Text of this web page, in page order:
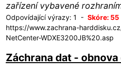
zařízení vybavené
Odpovídající výrazy: 1 - Skóre: 55
https://www.zachrana-
NetCenter-WDXE3200JB%20.asp
Záchrana dat - obnova